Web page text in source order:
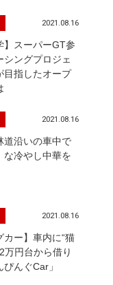
2021.08.16
】スーパーGT参
シングプロジェ
目指したオープ
2021.08.16
道沿いの車中で
な冷やし中華を
2021.08.16
カー】車内に“猫
万円台から借り
んぐCar」